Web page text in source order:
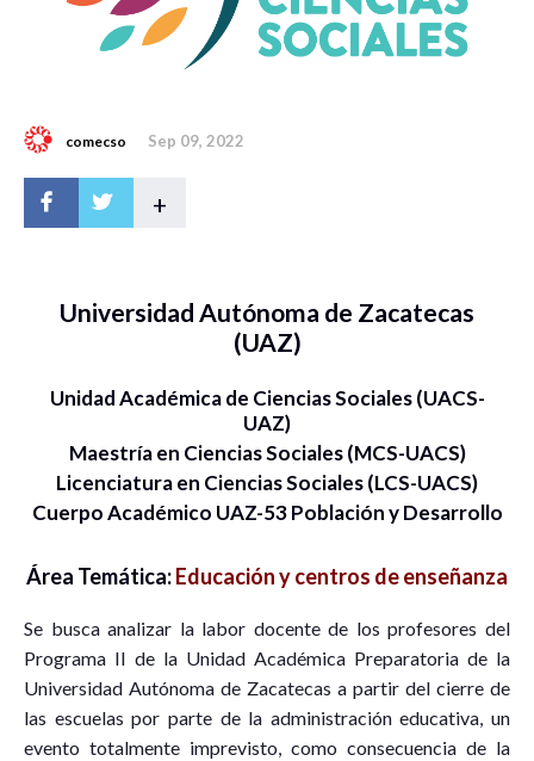
comecso Sep 09, 2022
+
Universidad Autónoma de Zacatecas
(UAZ)
Unidad Académica de Ciencias Sociales (UACS-
UAZ)
Maestría en Ciencias Sociales (MCS-UACS)
Licenciatura en Ciencias Sociales (LCS-UACS)
Cuerpo Académico UAZ-53 Población y Desarrollo
Área Temática:Educación y centros de enseñanza
Se busca analizar la labor docente de los profesores del
Programa II de la Unidad Académica Preparatoria de la
Universidad Autónoma de Zacatecas a partir del cierre de
las escuelas por parte de la administración educativa, un
evento totalmente imprevisto, como consecuencia de la